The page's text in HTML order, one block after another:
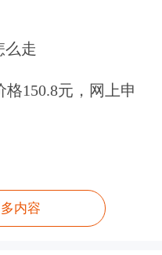
资产走势，把
会。
告称，7月11日
方式开展了847
作，操作利率
，中标量847亿
日340亿元逆回
么走
150.8元，网上申
内容